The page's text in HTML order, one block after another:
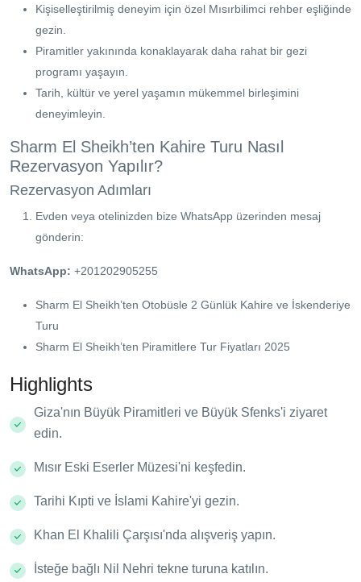
Kişiselleştirilmiş deneyim için özel Mısırbilimci rehber eşliğinde
gezin.
Piramitler yakınında konaklayarak daha rahat bir gezi
programı yaşayın.
Tarih, kültür ve yerel yaşamın mükemmel birleşimini
deneyimleyin.
Sharm El Sheikh’ten Kahire Turu Nasıl
Rezervasyon Yapılır?
Rezervasyon Adımları
Evden veya otelinizden bize WhatsApp üzerinden mesaj
gönderin:
WhatsApp: +201202905255
Sharm El Sheikh’ten Otobüsle 2 Günlük Kahire ve İskenderiye
Turu
Sharm El Sheikh’ten Piramitlere Tur Fiyatları 2025
Highlights
Giza'nın Büyük Piramitleri ve Büyük Sfenks'i ziyaret
edin.
Mısır Eski Eserler Müzesi'ni keşfedin.
Tarihi Kıpti ve İslami Kahire'yi gezin.
Khan El Khalili Çarşısı'nda alışveriş yapın.
İsteğe bağlı Nil Nehri tekne turuna katılın.